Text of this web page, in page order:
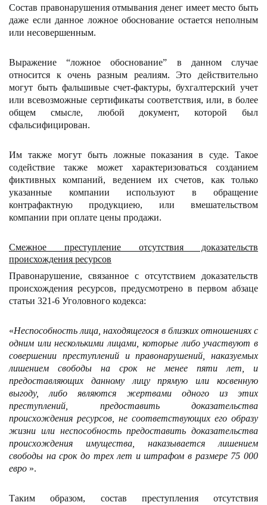
Состав правонарушения отмывания денег имеет место быть
даже если данное ложное обоснование остается неполным
или несовершенным.
Выражение “ложное обоснование” в данном случае
относится к очень разным реалиям. Это действительно
могут быть фальшивые счет-фактуры, бухгалтерский учет
или всевозможные сертификаты соответствия, или, в более
общем смысле, любой документ, которой был
сфальсифицирован.
Им также могут быть ложные показания в суде. Такое
содействие также может характеризоваться созданием
фиктивных компаний, ведением их счетов, как только
указанные компании используют в обращение
контрафактную продукциею, или вмешательством
компании при оплате цены продажи.
Смежное преступление отсутствия доказательств
происхождения ресурсов
Правонарушение, связанное с отсутствием доказательств
происхождения ресурсов, предусмотрено в первом абзаце
статьи 321-6 Уголовного кодекса:
«Неспособность лица, находящегося в близких отношениях с
одним или несколькими лицами, которые либо участвуют в
совершении преступлений и правонарушений, наказуемых
лишением свободы на срок не менее пяти лет, и
предоставляющих данному лицу прямую или косвенную
выгоду, либо являются жертвами одного из этих
преступлений, предоставить доказательства
происхождения ресурсов, не соответствующих его образу
жизни или неспособность предоставить доказательства
происхождения имущества, наказывается лишением
свободы на срок до трех лет и штрафом в размере 75 000
евро ».
Таким образом, состав преступления отсутствия